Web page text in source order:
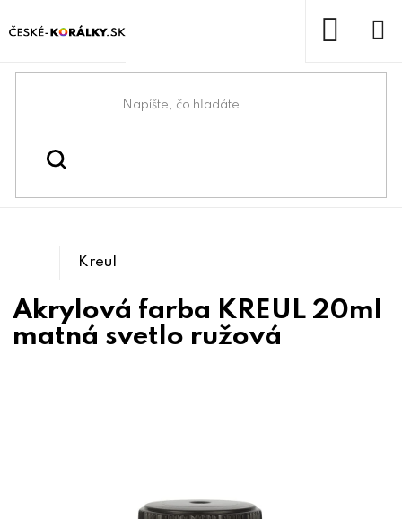
na
Domov
Kreatívne tvorenie
tvorenie / Tetovanie /
Akrylová farba KREUL 20ml
matná svetlo ružová
Kreul